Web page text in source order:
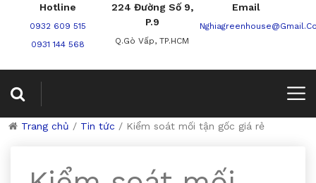
Hotline
0932 609 515
0931 144 568
224 Đường Số 9,
P.9
Q.Gò Vấp, TP.HCM
Email
Trang chủ / Tin tức / Kiểm soát mối tận gốc giá rẻ